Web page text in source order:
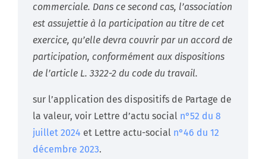
commerciale. Dans ce second cas, l’association
est assujettie à la participation au titre de cet
exercice, qu’elle devra couvrir par un accord de
participation, conformément aux dispositions
de l’article L. 3322-2 du code du travail.
sur l’application des dispositifs de Partage de
la valeur, voir Lettre d’actu social n°52 du 8
juillet 2024 et Lettre actu-social n°46 du 12
décembre 2023.